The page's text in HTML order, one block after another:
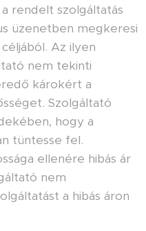
rendelt szolgáltatás
üzenetben megkeresi
Az ilyen
nem tekinti
károkért a
Szolgáltató
hogy a
tüntesse fel.
ellenére hibás ár
nem
a hibás áron